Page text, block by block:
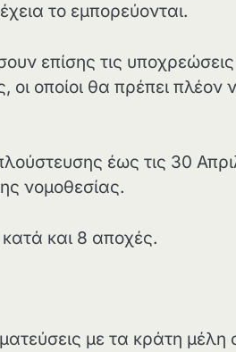
το εμπορεύονται.
επίσης τις
οι οποίοι θα πρέπει
έως τις 30
νομοθεσίας.
και 8 αποχές.
με τα κράτη μέλη